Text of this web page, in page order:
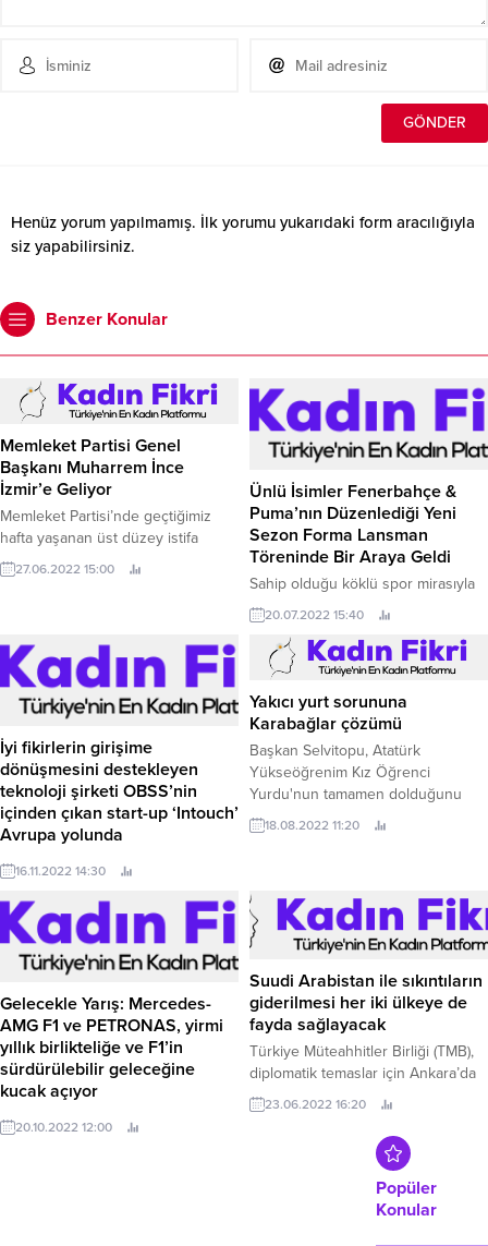
Henüz yorum yapılmamış. İlk yorumu yukarıdaki form aracılığıyla
siz yapabilirsiniz.
Benzer Konular
Memleket Partisi Genel
Başkanı Muharrem İnce
İzmir’e Geliyor
Memleket Partisi’nde geçtiğimiz
hafta yaşanan üst düzey istifa
gelişmeleri sonrasında Memleket
Partisi Genel Başkanı Muharrem
Başkanlarını ve Parti Meclisi
üyelerini Ankara’daki Genel
Merkezi’nde toplayarak bir araya
gelmişti.
27.06.2022 15:00
Ünlü İsimler Fenerbahçe &
Puma’nın Düzenlediği Yeni
Sezon Forma Lansman
Töreninde Bir Araya Geldi
Sahip olduğu köklü spor mirasıyla
dünyanın önde gelen global spor
markası PUMA, forma sponsoru
olduğu Fenerbahçe ile görkemli bir
tanıtıma imza attı.
20.07.2022 15:40
İyi fikirlerin girişime
dönüşmesini destekleyen
teknoloji şirketi OBSS’nin
içinden çıkan start-up ‘Intouch’
Avrupa yolunda
Sosyal etkileşim uygulaması
‘Intouch’, Innogate Uluslararası
Girişim Hızlandırma Programı’nda
Teknoloji sektöründe 17 yıllık
deneyimi olan teknoloji şirketi
OBSS, girişimciliği destekleyerek
önemsiyor.
16.11.2022 14:30
Yakıcı yurt sorununa
Karabağlar çözümü
Başkan Selvitopu, Atatürk
Yükseöğrenim Kız Öğrenci
Yurdu'nun tamamen dolduğunu
söyledi.
18.08.2022 11:20
Gelecekle Yarış: Mercedes-
AMG F1 ve PETRONAS, yirmi
yıllık birlikteliğe ve F1’in
sürdürülebilir geleceğine
kucak açıyor
Mercedes-AMG Formula One
Takımı ve PETRONAS, Malezya'nın
20.10.2022 12:00
Suudi Arabistan ile sıkıntıların
giderilmesi her iki ülkeye de
fayda sağlayacak
Türkiye Müteahhitler Birliği (TMB),
diplomatik temaslar için Ankara’da
bulunan Suudi bakanlar ile Ticaret
Bakanı Mehmet Muş başkanlığında
23.06.2022 16:20
Popüler
Konular